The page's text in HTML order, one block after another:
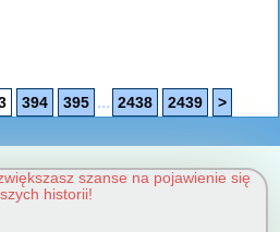
394 395 ... 2438 2439 >
szanse na pojawienie się
historii!